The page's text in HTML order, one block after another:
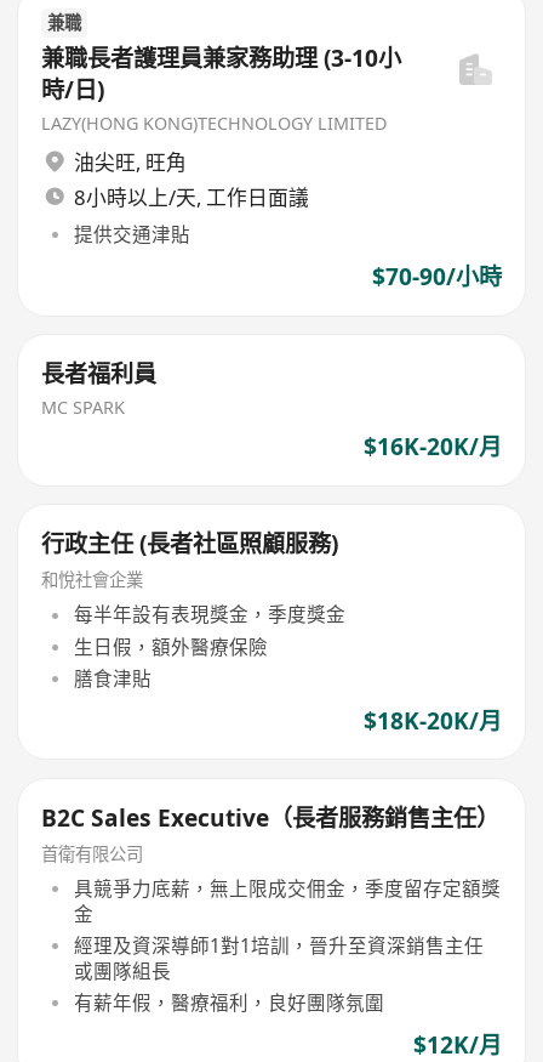
兼職
兼職長者護理員兼家務助理 (3-10小
時/日)
LAZY(HONG KONG)TECHNOLOGY LIMITED
油尖旺, 旺角
8小時以上/天, 工作日面議
提供交通津貼
$70-90/小時
長者福利員
MC SPARK
$16K-20K/月
行政主任 (長者社區照顧服務)
和悅社會企業
每半年設有表現獎金，季度獎金
生日假，額外醫療保險
膳食津貼
$18K-20K/月
B2C Sales Executive（長者服務銷售主任）
首衛有限公司
具競爭力底薪，無上限成交佣金，季度留存定額獎
金
經理及資深導師1對1培訓，晉升至資深銷售主任
或團隊組長
有薪年假，醫療福利，良好團隊氛圍
$12K/月